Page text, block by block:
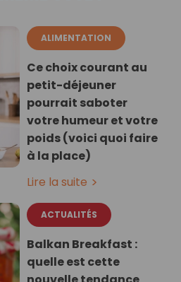
ALIMENTATION
Ce choix courant au
petit-déjeuner
pourrait saboter
votre humeur et votre
poids (voici quoi faire
à la place)
Lire la suite
ACTUALITÉS
Balkan Breakfast :
quelle est cette